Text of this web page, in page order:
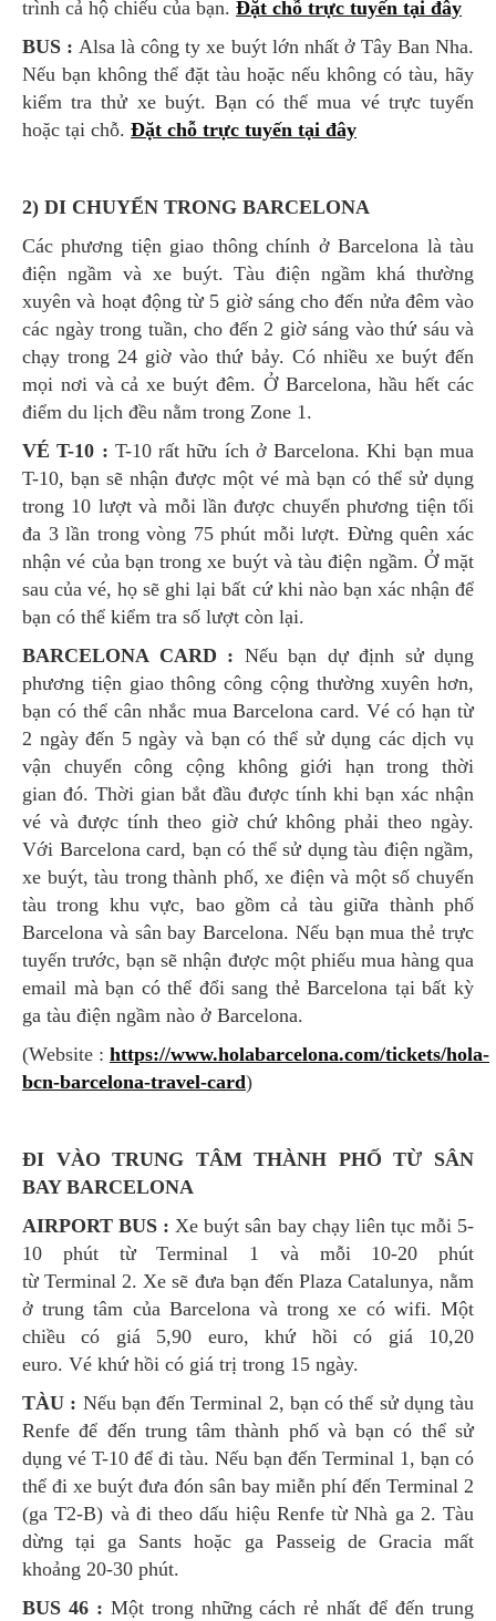
trình cả hộ chiếu của bạn. Đặt chỗ trực tuyến tại đây
BUS : Alsa là công ty xe buýt lớn nhất ở Tây Ban Nha.
Nếu bạn không thể đặt tàu hoặc nếu không có tàu, hãy
kiểm tra thử xe buýt. Bạn có thể mua vé trực tuyến
hoặc tại chỗ. Đặt chỗ trực tuyến tại đây
2) DI CHUYỂN TRONG BARCELONA
Các phương tiện giao thông chính ở Barcelona là tàu
điện ngầm và xe buýt. Tàu điện ngầm khá thường
xuyên và hoạt động từ 5 giờ sáng cho đến nửa đêm vào
các ngày trong tuần, cho đến 2 giờ sáng vào thứ sáu và
chạy trong 24 giờ vào thứ bảy. Có nhiều xe buýt đến
mọi nơi và cả xe buýt đêm. Ở Barcelona, hầu hết các
điểm du lịch đều nằm trong Zone 1.
VÉ T-10 : T-10 rất hữu ích ở Barcelona. Khi bạn mua
T-10, bạn sẽ nhận được một vé mà bạn có thể sử dụng
trong 10 lượt và mỗi lần được chuyển phương tiện tối
đa 3 lần trong vòng 75 phút mỗi lượt. Đừng quên xác
nhận vé của bạn trong xe buýt và tàu điện ngầm. Ở mặt
sau của vé, họ sẽ ghi lại bất cứ khi nào bạn xác nhận để
bạn có thể kiểm tra số lượt còn lại.
BARCELONA CARD : Nếu bạn dự định sử dụng
phương tiện giao thông công cộng thường xuyên hơn,
bạn có thể cân nhắc mua Barcelona card. Vé có hạn từ
2 ngày đến 5 ngày và bạn có thể sử dụng các dịch vụ
vận chuyển công cộng không giới hạn trong thời
gian đó. Thời gian bắt đầu được tính khi bạn xác nhận
vé và được tính theo giờ chứ không phải theo ngày.
Với Barcelona card, ​​bạn có thể sử dụng tàu điện ngầm,
xe buýt, tàu trong thành phố, xe điện và một số chuyến
tàu trong khu vực, bao gồm cả tàu giữa thành phố
Barcelona và sân bay Barcelona. Nếu bạn mua thẻ trực
tuyến trước, bạn sẽ nhận được một phiếu mua hàng qua
email mà bạn có thể đổi sang thẻ Barcelona tại bất kỳ
ga tàu điện ngầm nào ở Barcelona.
(Website : https://www.holabarcelona.com/tickets/hola-
bcn-barcelona-travel-card)
ĐI VÀO TRUNG TÂM THÀNH PHỐ TỪ SÂN
BAY BARCELONA
AIRPORT BUS : Xe buýt sân bay chạy liên tục mỗi 5-
10 phút từ Terminal 1 và mỗi 10-20 phút
từ Terminal 2. Xe sẽ đưa bạn đến Plaza Catalunya, nằm
ở trung tâm của Barcelona và trong xe có wifi. Một
chiều có giá 5,90 euro, khứ hồi có giá 10,20
euro. Vé khứ hồi có giá trị trong 15 ngày.
TÀU : Nếu bạn đến Terminal 2, bạn có thể sử dụng tàu
Renfe để đến trung tâm thành phố và bạn có thể sử
dụng vé T-10 để đi tàu. Nếu bạn đến Terminal 1, bạn có
thể đi xe buýt đưa đón sân bay miễn phí đến Terminal 2
(ga T2-B) và đi theo dấu hiệu Renfe từ Nhà ga 2. Tàu
dừng tại ga Sants hoặc ga Passeig de Gracia mất
khoảng 20-30 phút.
BUS 46 : Một trong những cách rẻ nhất để đến trung